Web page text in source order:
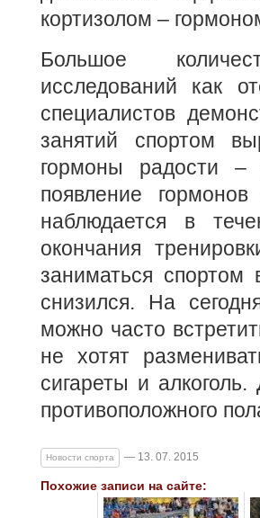
кортизолом –
Большое
исследований как
специалистов
занятий спортом
гормоны радости –
появление
наблюдается в
окончания
заниматься
снизился. На
можно часто
не хотят
сигареты и
противоположного
Новости спорта — 13. 07. 2015
Похожие записи на сайте: